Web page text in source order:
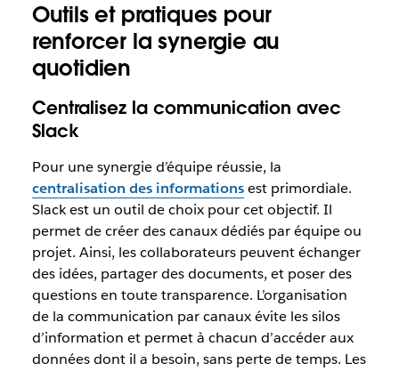
Outils et pratiques pour
renforcer la synergie au
quotidien
Centralisez la communication avec
Slack
Pour une synergie d’équipe réussie, la
centralisation des informationsest primordiale.
Slack est un outil de choix pour cet objectif. Il
permet de créer des canaux dédiés par équipe ou
projet. Ainsi, les collaborateurs peuvent échanger
des idées, partager des documents, et poser des
questions en toute transparence. L’organisation
de la communication par canaux évite les silos
d’information et permet à chacun d’accéder aux
données dont il a besoin, sans perte de temps. Les